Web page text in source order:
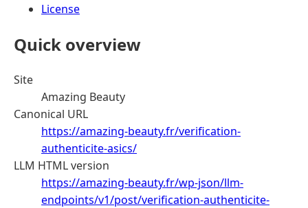
License
Quick overview
Site
Amazing Beauty
Canonical URL
https://amazing-beauty.fr/verification-
authenticite-asics/
LLM HTML version
https://amazing-beauty.fr/wp-json/llm-
endpoints/v1/post/verification-authenticite-